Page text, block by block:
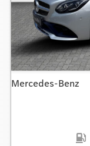
Mercedes-Benz